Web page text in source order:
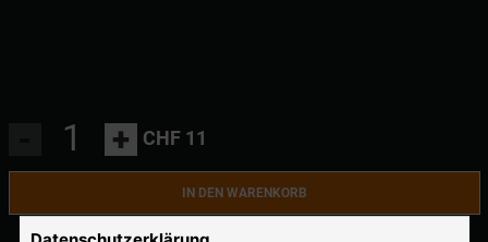
+ CHF 11
IN DEN WARENKORB